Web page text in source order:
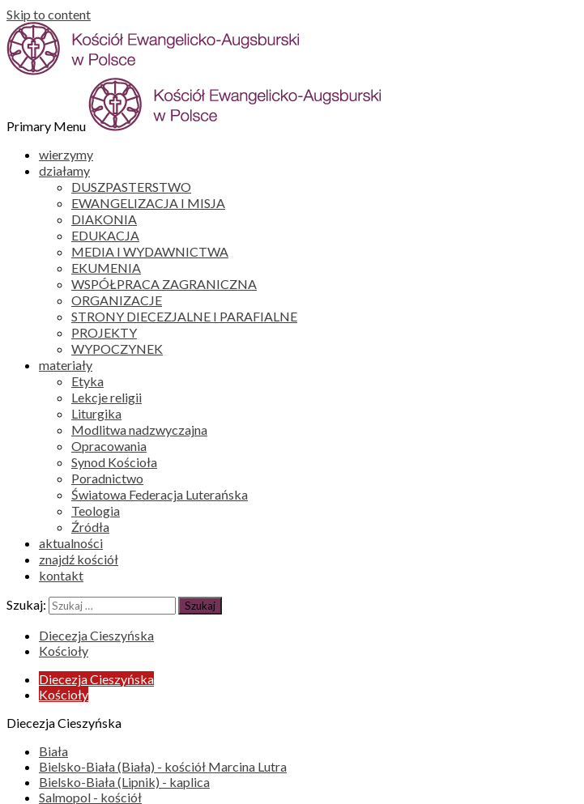
Skip to content
Primary Menu
wierzymy
działamy
DUSZPASTERSTWO
EWANGELIZACJA I MISJA
DIAKONIA
EDUKACJA
MEDIA I WYDAWNICTWA
EKUMENIA
WSPÓŁPRACA ZAGRANICZNA
ORGANIZACJE
STRONY DIECEZJALNE I PARAFIALNE
PROJEKTY
WYPOCZYNEK
materiały
Etyka
Lekcje religii
Liturgika
Modlitwa nadzwyczajna
Opracowania
Synod Kościoła
Poradnictwo
Światowa Federacja Luterańska
Teologia
Źródła
aktualności
znajdź kościół
kontakt
Szukaj:
Diecezja Cieszyńska
Kościoły
Diecezja Cieszyńska
Kościoły
Diecezja Cieszyńska
Biała
Bielsko-Biała (Biała) - kościół Marcina Lutra
Bielsko-Biała (Lipnik) - kaplica
Salmopol - kościół